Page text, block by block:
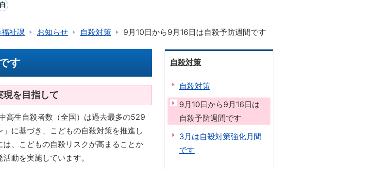
祉課 お知らせ 自殺対策 9月10日から9月16日は自殺予防週間です
す
を目指して
高生自殺者数（全国）は過去最多の529
に基づき、こどもの自殺対策を推進し
、こどもの自殺リスクが高まることか
動を実施しています。
自殺対策
自殺対策
9月10日から9月16日は
自殺予防週間です
3月は自殺対策強化月間
です